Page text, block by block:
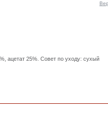
ацетат 25%. Совет по уходу: сухый